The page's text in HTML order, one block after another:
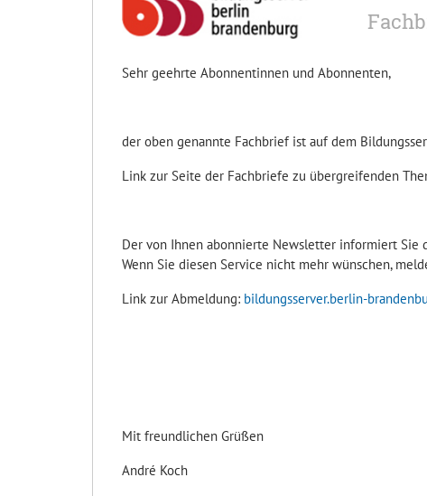
Sehr geehrte Abonnentinnen und Abonnenten,
der oben genannte Fachbrief ist auf dem
Link zur Seite der Fachbriefe zu übergreifenden
Der von Ihnen abonnierte Newsletter informiert Sie
Wenn Sie diesen Service nicht mehr wünschen,
Link zur Abmeldung: bildungsserver.berlin-
Mit freundlichen Grüßen
André Koch